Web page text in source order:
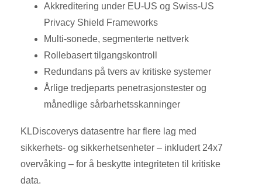
Akkreditering under EU-US og Swiss-US
Privacy Shield Frameworks
Multi-sonede, segmenterte nettverk
Rollebasert tilgangskontroll
Redundans på tvers av kritiske systemer
Årlige tredjeparts penetrasjonstester og
månedlige sårbarhetsskanninger
KLDiscoverys datasentre har flere lag med
sikkerhets- og sikkerhetsenheter – inkludert 24x7
overvåking – for å beskytte integriteten til kritiske
data.